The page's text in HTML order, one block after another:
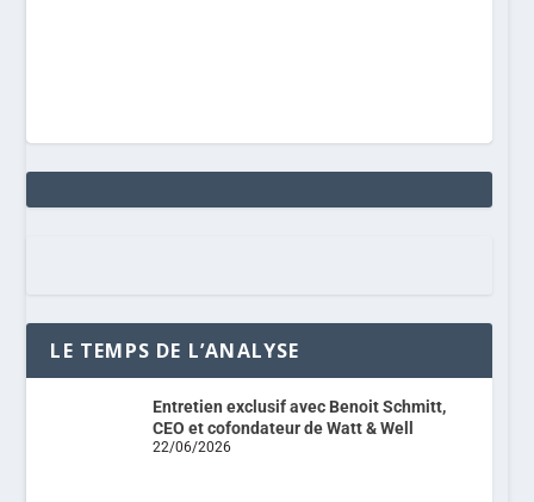
LE TEMPS DE L’ANALYSE
Entretien exclusif avec Benoit Schmitt,
CEO et cofondateur de Watt & Well
22/06/2026